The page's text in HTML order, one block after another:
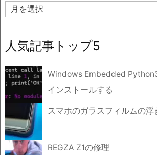
ア
ー
ブ
人気記事トップ5
Windows Embedded
インストールする
スマホのガラスフィルムの浮
REGZA Z1の修理